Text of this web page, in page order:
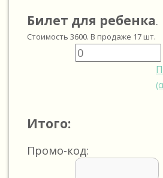
Билет для ребенка.
Стоимость 3600. В продаже 17 шт.
Итого:
Промо-код: